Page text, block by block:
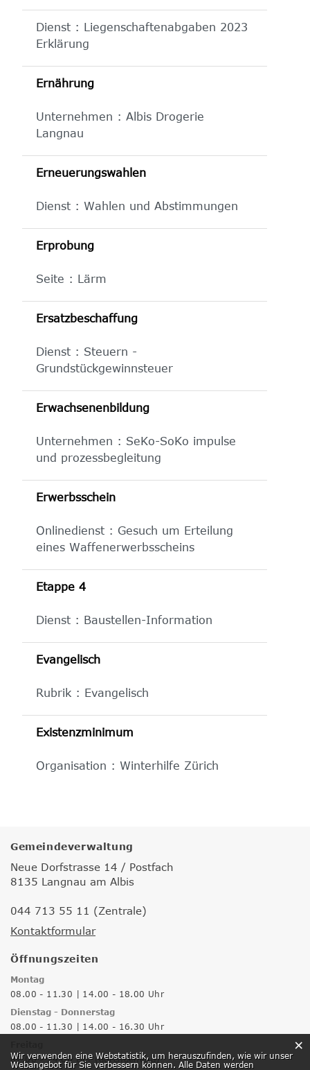
Dienst : Liegenschaftenabgaben 2023
Erklärung
Ernährung
Unternehmen : Albis Drogerie
Langnau
Erneuerungswahlen
Dienst : Wahlen und Abstimmungen
Erprobung
Seite : Lärm
Ersatzbeschaffung
Dienst : Steuern -
Grundstückgewinnsteuer
Erwachsenenbildung
Unternehmen : SeKo-SoKo impulse
und prozessbegleitung
Erwerbsschein
Onlinedienst : Gesuch um Erteilung
eines Waffenerwerbsscheins
Etappe 4
Dienst : Baustellen-Information
Evangelisch
Rubrik : Evangelisch
Existenzminimum
Organisation : Winterhilfe Zürich
Gemeindeverwaltung
Neue Dorfstrasse 14 / Postfach
8135 Langnau am Albis
044 713 55 11 (Zentrale)
Kontaktformular
Öffnungszeiten
Montag
08.00 - 11.30 | 14.00 - 18.00 Uhr
Dienstag - Donnerstag
08.00 - 11.30 | 14.00 - 16.30 Uhr
07.00 - 14.00 Uhr (durchgehend)
Webstatistik
Wir verwenden eine Webstatistik, um herauszufinden, wie wir unser
Webangebot für Sie verbessern können. Alle Daten werden
×